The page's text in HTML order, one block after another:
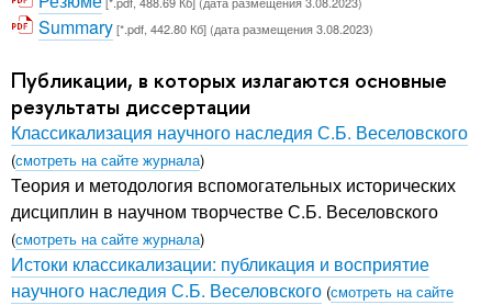
Summary[*.pdf, 442.80 Кб] (дата размещения 3.08.2023)
Публикации, в которых излагаются основные
результаты диссертации
Классикализация научного наследия С.Б. Веселовского
(смотреть на сайте журнала)
Теория и методология вспомогательных исторических
дисциплин в научном творчестве С.Б. Веселовского
(смотреть на сайте журнала)
Истоки классикализации: публикация и восприятие
научного наследия С.Б. Веселовского (смотреть на сайте